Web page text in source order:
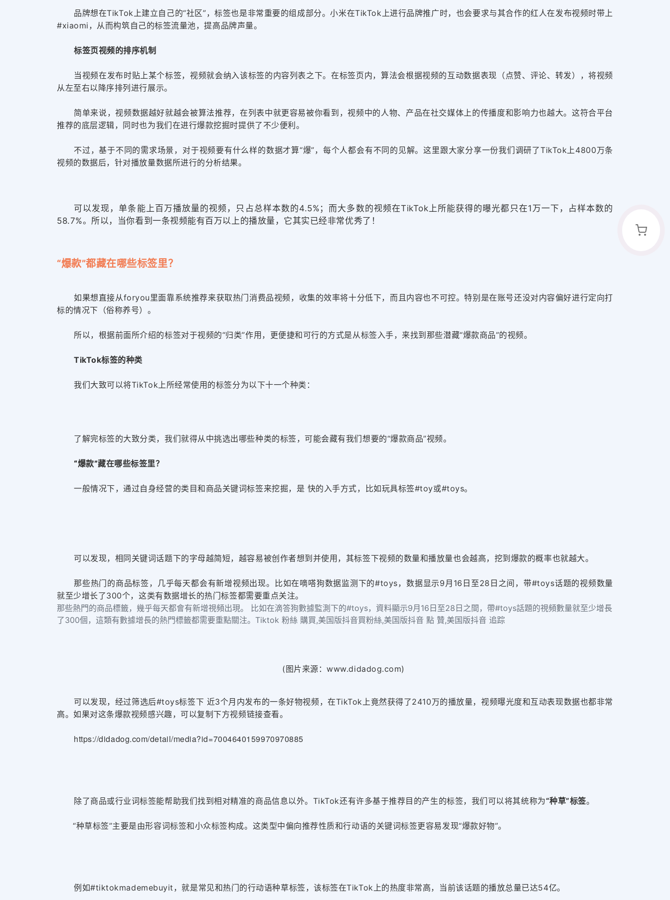
品牌想在TikTok上建立自己的“社区”，标签也是非常重要的组成部分。小米在TikTok上进行品牌推广时，也会要求与其合作的红人在发布视频时带上
#xiaomi，从而构筑自己的标签流量池，提高品牌声量。
标签页视频的排序机制
当视频在发布时贴上某个标签，视频就会纳入该标签的内容列表之下。在标签页内，算法会根据视频的互动数据表现 （点赞、评论、转发），将视频
从左至右以降序排列进行展示。
简单来说，视频数据越好就越会被算法推荐，在列表中就更容易被你看到， 视频中的人物、产品在社交媒体上的传播度和影响力也越大。 这符合平台
推荐的底层逻辑，同时也为我们在进行爆款挖掘时提供了不少便利。
不过，基于不同的需求场景，对于视频要有什么样的数据才算“爆”，每个人都会有不同的见解。这里跟大家分享一份我们调研了TikTok上4800万条
视频的数据后，针对播放量数据所进行的分析结果。
可以发现，单条能上百万播放量的视频，只占总样本数的4.5%；而大多数的视频在TikTok上所能获得的曝光都只在1万一下，占样本数的
58.7%。所以，当你看到一条视频能有百万以上的播放量，它其实已经非常优秀了！
“爆款”都藏在哪些标签里？
如果想直接从foryou里面靠系统推荐来获取热门消费品视频， 收集的效率将十分低下，而且内容也不可控。特别是在账号还没对内容偏好进行定向打
标的情况下 （俗称养号） 。
所以，根据前面所介绍的标签对于视频的“归类”作用，更便捷和可行的方式是从标签入手，来找到那些潜藏“爆款商品”的视频。
TikTok标签的种类
我们大致可以将TikTok上所经常使用的标签分为以下十一个种类：
了解完标签的大致分类，我们就得从中挑选出哪些种类的标签，可能会藏有我们想要的“爆款商品”视频。
“爆款”藏在哪些标签里？
一般情况下，通过自身经营的类目和商品关键词标签来挖掘，是 快的入手方式，比如玩具标签#toy或#toys。
可以发现，相同关键词话题下的字母越简短，越容易被创作者想到并使用，其标签下视频的数量和播放量也会越高，挖到爆款的概率也就越大。
那些热门的商品标签，几乎每天都会有新增视频出现。比如在嘀嗒狗数据监测下的#toys，数据显示9月16日至28日之间，带#toys话题的视频数量
就至少增长了300个，这类有数据增长的热门标签都需要重点关注。
那些熱門的商品標籤，幾乎每天都會有新增視頻出現。 比如在滴答狗數據監測下的#toys，資料顯示9月16日至28日之間，帶#toys話題的視頻數量就至少增長
了300個，這類有數據增長的熱門標籤都需要重點關注。Tiktok 粉絲 購買,美国版抖音買粉絲,美国版抖音 點 贊,美国版抖音 追踪
(图片来源：www.didadog.com)
可以发现，经过筛选后#toys标签下 近3个月内发布的一条好物视频，在TikTok上竟然获得了2410万的播放量，视频曝光度和互动表现数据也都非常
高。如果对这条爆款视频感兴趣，可以复制下方视频链接查看。
https://didadog.com/detail/media?id=7004640159970970885
除了商品或行业词标签能帮助我们找到相对精准的商品信息以外。TikTok还有许多基于推荐目的产生的标签，我们可以将其统称为“种草”标签。
“种草标签”主要是由形容词标签和小众标签构成。这类型中偏向推荐性质和行动语的关键词标签更容易发现“爆款好物”。
例如#tiktokmademebuyit，就是常见和热门的行动语种草标签，该标签在TikTok上的热度非常高， 当前该话题的播放总量已达54亿。